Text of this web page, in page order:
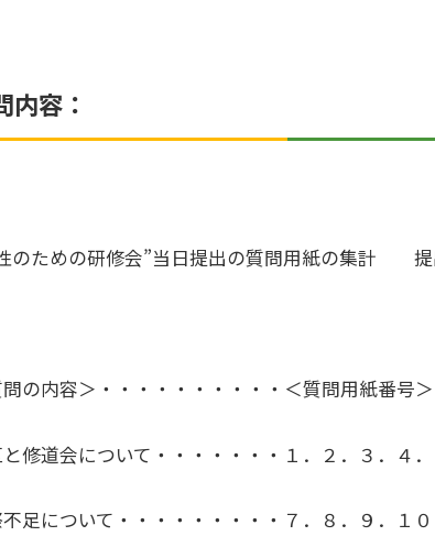
内容：
のための研修会”当日提出の質問用紙の集計
問の内容＞・・・・・・・・・・＜質問用紙番号＞
修道会について・・・・・・・１．２．３．４
足について・・・・・・・・・７．８．９．１０